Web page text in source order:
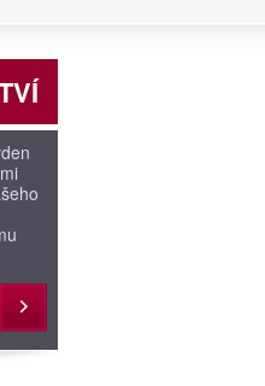
Přihlásit